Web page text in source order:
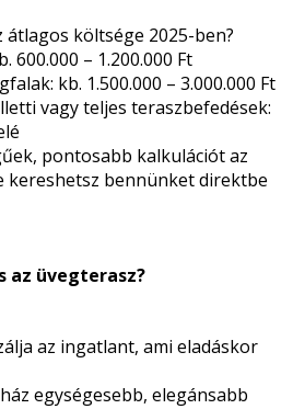
költsége 2025-ben?
600.000 – 1.200.000 Ft
kb. 1.500.000 – 3.000.000 Ft
vagy teljes teraszbefedések:
pontosabb kalkulációt az
kereshetsz bennünket direktbe
az üvegterasz?
az ingatlant, ami eladáskor
egységesebb, elegánsabb